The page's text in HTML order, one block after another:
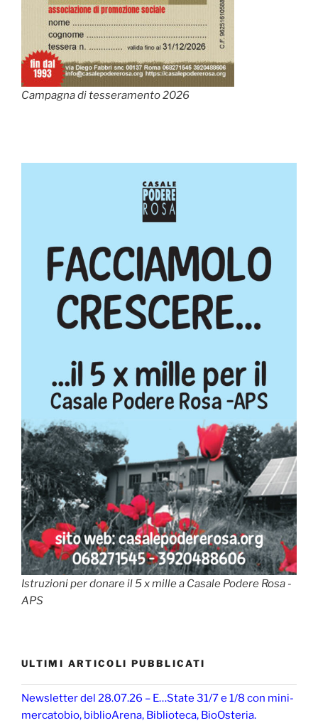
Campagna di tesseramento 2026
Istruzioni per donare il 5 x mille a Casale Podere Rosa -
APS
ULTIMI ARTICOLI PUBBLICATI
Newsletter del 28.07.26 – E…State 31/7 e 1/8 con mini-
mercatobio, biblioArena, Biblioteca, BioOsteria.